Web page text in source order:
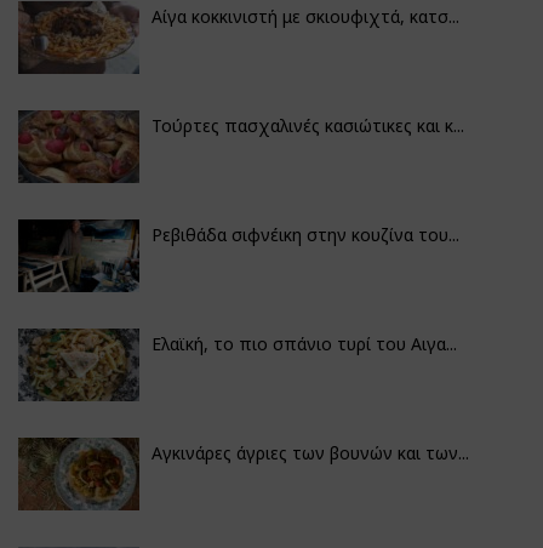
Αίγα κοκκινιστή με σκιουφιχτά, κατσ...
Τούρτες πασχαλινές κασιώτικες και κ...
Ρεβιθάδα σιφνέικη στην κουζίνα του...
Ελαϊκή, το πιο σπάνιο τυρί του Αιγα...
Αγκινάρες άγριες των βουνών και των...